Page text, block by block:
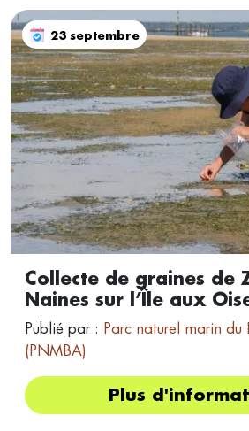
23 septembre
Collecte de graines de
Naines sur l’Île aux
Publié par : Parc naturel marin
(PNMBA)
Plus